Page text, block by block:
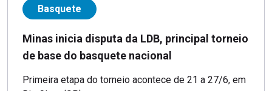
Basquete
Minas inicia disputa da LDB, principal torneio
de base do basquete nacional
Primeira etapa do torneio acontece de 21 a 27/6, em